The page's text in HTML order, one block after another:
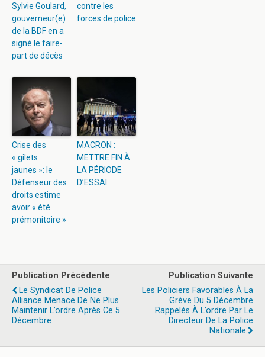
Sylvie Goulard,
gouverneur(e)
de la BDF en a
signé le faire-
part de décès
contre les
forces de police
Crise des
« gilets
jaunes »: le
Défenseur des
droits estime
avoir « été
prémonitoire »
MACRON :
METTRE FIN À
LA PÉRIODE
D’ESSAI
Publication Précédente
Le Syndicat De Police
Alliance Menace De Ne Plus
Maintenir L’ordre Après Ce 5
Décembre
Publication Suivante
Les Policiers Favorables À La
Grève Du 5 Décembre
Rappelés À L’ordre Par Le
Directeur De La Police
Nationale